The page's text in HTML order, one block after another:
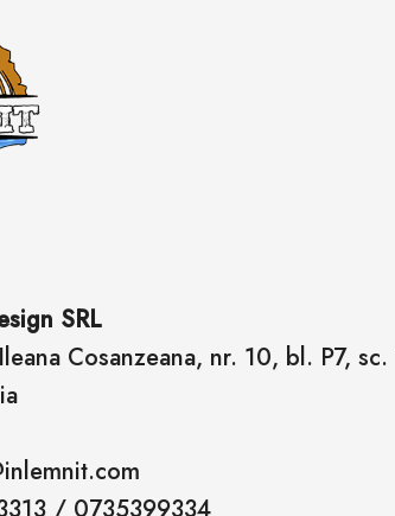
SRL
Cosanzeana, nr. 10, bl. P7,